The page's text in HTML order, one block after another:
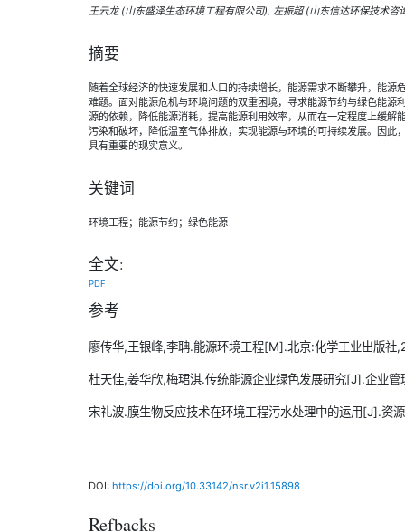
王云龙 (山东盛泽生态环境工程有限公司), 左振超 (山东信达环保技术
摘要
随着全球经济的快速发展和人口的持续增长，能源需求不断攀升，能
难题。面对能源危机与环境问题的双重困境，寻求能源节约与绿色能源
源的依赖，降低能源消耗，提高能源利用效率，从而在一定程度上缓解
污染和破坏，降低温室气体排放，实现能源与环境的可持续发展。因此
具有重要的现实意义。
关键词
环境工程；能源节约；绿色能源
全文:
PDF
参考
廖传华,王银峰,李聃.能源环境工程[M].北京:化学工业出版社
杜天佳,姜华欣,梅珺淇.传统能源企业绿色发展研究[J].企业
宋礼波.膜生物反应技术在环境工程污水处理中的运用[J].资
DOI: https://doi.org/10.33142/nsr.v2i1.15898
Refbacks